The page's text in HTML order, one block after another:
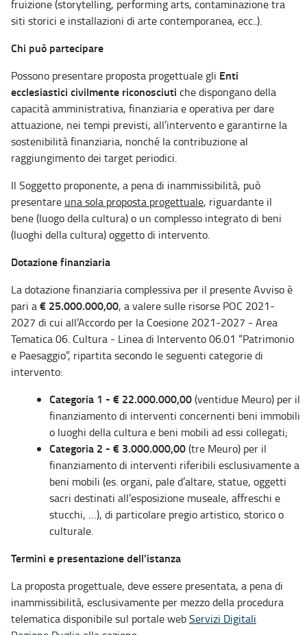
fruizione (storytelling, performing arts, contaminazione tra
siti storici e installazioni di arte contemporanea, ecc..).
Chi può partecipare
Possono presentare proposta progettuale gli Enti
ecclesiastici civilmente riconosciuti che dispongano della
capacità amministrativa, finanziaria e operativa per dare
attuazione, nei tempi previsti, all’intervento e garantirne la
sostenibilità finanziaria, nonché la contribuzione al
raggiungimento dei target periodici.
Il Soggetto proponente, a pena di inammissibilità, può
presentare una sola proposta progettuale, riguardante il
bene (luogo della cultura) o un complesso integrato di beni
(luoghi della cultura) oggetto di intervento.
Dotazione finanziaria
La dotazione finanziaria complessiva per il presente Avviso è
pari a€ 25.000.000,00, a valere sulle risorse POC 2021-
2027 di cui all’Accordo per la Coesione 2021-2027 - Area
Tematica 06. Cultura - Linea di Intervento 06.01 “Patrimonio
e Paesaggio”, ripartita secondo le seguenti categorie di
intervento:
Categoria 1 - € 22.000.000,00(ventidue Meuro) per il
finanziamento di interventi concernenti beni immobili
o luoghi della cultura e beni mobili ad essi collegati;
Categoria 2 - € 3.000.000,00(tre Meuro) per il
finanziamento di interventi riferibili esclusivamente a
beni mobili (es. organi, pale d’altare, statue, oggetti
sacri destinati all’esposizione museale, affreschi e
stucchi, …), di particolare pregio artistico, storico o
culturale.
Termini e presentazione dell’istanza
La proposta progettuale, deve essere presentata, a pena di
inammissibilità, esclusivamente per mezzo della procedura
telematica disponibile sul portale webServizi Digitali